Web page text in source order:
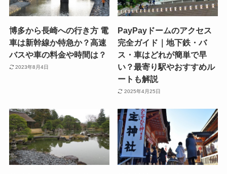
博多から長崎への行き方 電
車は新幹線か特急か？高速
バスや車の料金や時間は？
2023年8月4日
PayPayドームのアクセス
完全ガイド｜地下鉄・バ
ス・車はどれが簡単で早
い？最寄り駅やおすすめル
ートも解説
2025年4月25日